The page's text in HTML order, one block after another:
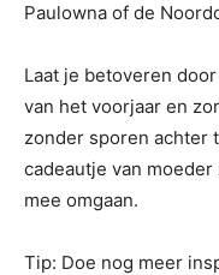
Paulowna of de
Laat je betoveren
van het voorjaar en
zonder sporen achter
cadeautje van
mee omgaan.
Tip: Doe nog meer